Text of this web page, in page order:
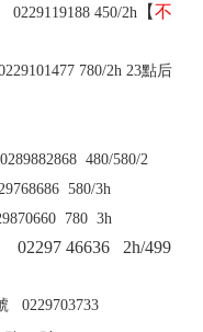
450/2h 【不
780/2h 23點后
480/580/2
580/3h
780 3h
02297 46636
2h/499
0229703733